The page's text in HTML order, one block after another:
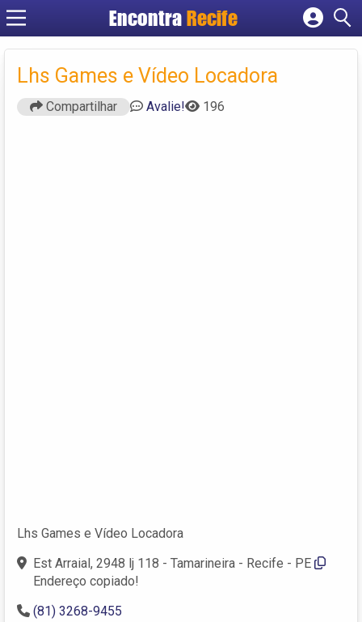
Encontra Recife
Cadastrar empresa
Criar conta
Lhs Games e Vídeo Locadora
Compartilhar Avalie! 196
Lhs Games e Vídeo Locadora
Est Arraial, 2948 lj 118 - Tamarineira - Recife - PE
Endereço copiado!
(81) 3268-9455